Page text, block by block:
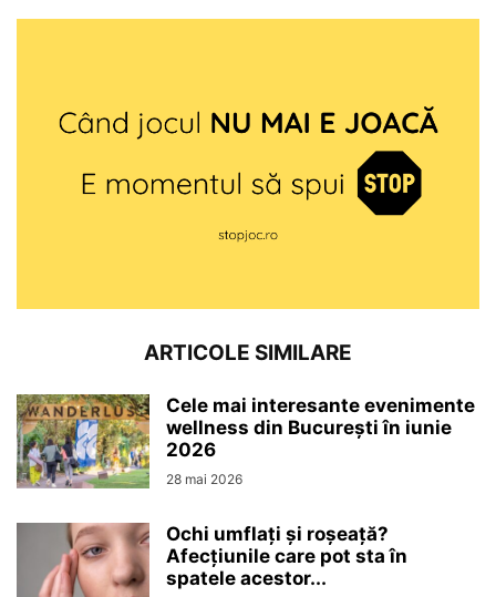
ARTICOLE SIMILARE
Cele mai interesante evenimente
wellness din București în iunie
2026
28 mai 2026
Ochi umflați și roșeață?
Afecțiunile care pot sta în
spatele acestor...